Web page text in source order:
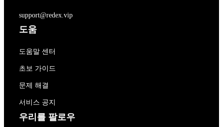
support@redex.vip
도움
도움말 센터
초보 가이드
문제 해결
서비스 공지
우리를 팔로우